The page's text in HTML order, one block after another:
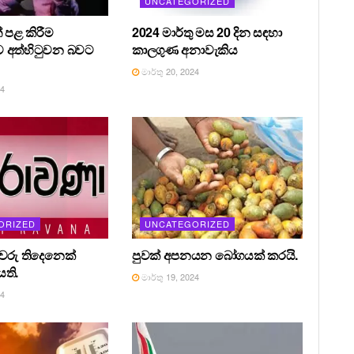
පළ කිරීම
අත්හිටුවන බවට
2024 මාර්තු මස 20 දින සඳහා
කාලගුණ අනාවැකිය
මාර්තු 20, 2024
තිදෙනෙක්
UNCATEGORIZED
පුවක් අපනයන බෝගයක් කරයි.
මාර්තු 19, 2024